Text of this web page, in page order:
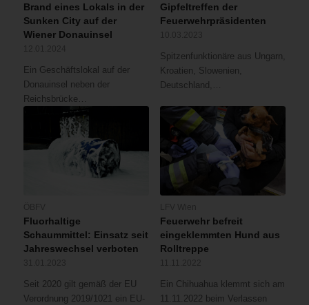
Brand eines Lokals in der
Sunken City auf der
Wiener Donauinsel
Ein Geschäftslokal auf der
Donauinsel neben der
Reichsbrücke…
Gipfeltreffen der
Feuerwehrpräsidenten
Spitzenfunktionäre aus Ungarn,
Kroatien, Slowenien,
Deutschland,…
Fluorhaltige
Schaummittel: Einsatz seit
Jahreswechsel verboten
Seit 2020 gilt gemäß der EU
Verordnung 2019/1021 ein EU-
Feuerwehr befreit
eingeklemmten Hund aus
Rolltreppe
Ein Chihuahua klemmt sich am
11.11.2022 beim Verlassen